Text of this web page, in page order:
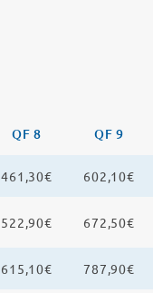
QF 8 QF 9
461,30€ 602,10€
522,90€ 672,50€
615,10€ 787,90€